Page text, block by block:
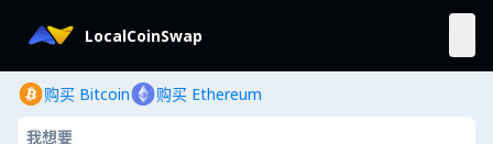
LocalCoinSwap
购买 Bitcoin 购买 Ethereum
我想要